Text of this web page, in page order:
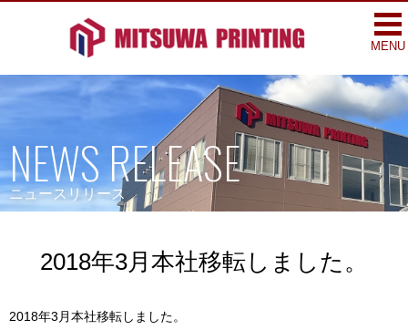
MENU
NEWS RELEASE
ニュースリリース
2018年3月本社移転しました。
2018年3月本社移転しました。